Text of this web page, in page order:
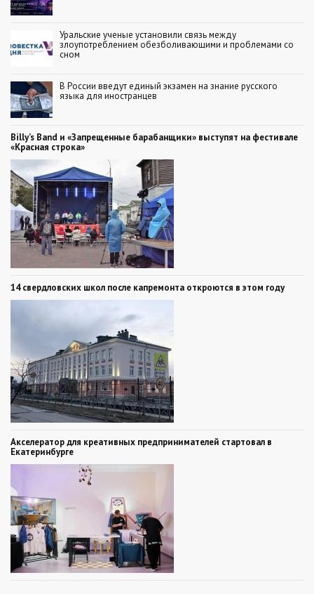
Уральские ученые установили связь между
злоупотреблением обезболивающими и проблемами со
сном
В России введут единый экзамен на знание русского
языка для иностранцев
Billy’s Band и «Запрещенные барабанщики» выступят на фестивале
«Красная строка»
14 свердловских школ после капремонта откроются в этом году
Акселератор для креативных предпринимателей стартовал в
Екатеринбурге